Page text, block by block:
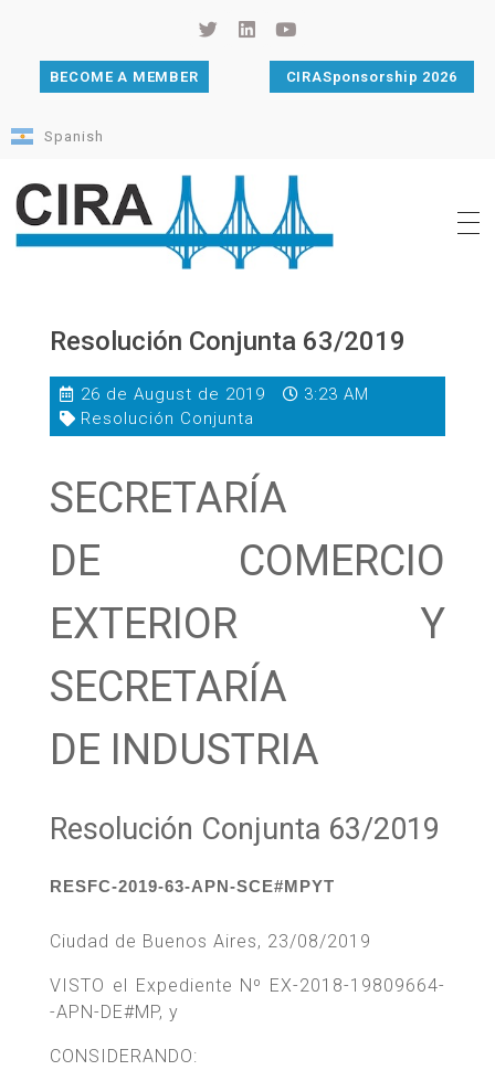
BECOME A MEMBER CIRASponsorship 2026
Spanish
Resolución Conjunta 63/2019
26 de August de 2019
3:23 AM
Resolución Conjunta
SECRETARÍA
DE COMERCIO
EXTERIOR Y
SECRETARÍA
DE INDUSTRIA
Resolución Conjunta 63/2019
RESFC-2019-63-APN-SCE#MPYT
Ciudad de Buenos Aires, 23/08/2019
VISTO el Expediente Nº EX-2018-19809664-
-APN-DE#MP, y
CONSIDERANDO: